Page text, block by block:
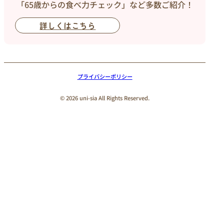
「65歳からの食べ力チェック」など多数ご紹介！
詳しくはこちら
プライバシーポリシー
© 2026 uni-sia All Rights Reserved.